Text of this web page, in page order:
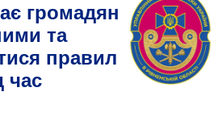
громадян
та
правил
час